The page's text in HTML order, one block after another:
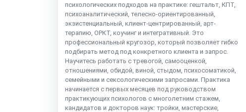
психологических подходов на практике: гештальт, КПТ,
психоаналитический, телесно-ориентированный,
экзистенциальный, клиент-центрированный, арт-
терапию, ОРКТ, коучинг и интегративный. Это
профессиональный кругозор, который позволяет гибко
подбирать метод под конкретного клиента и запрос.
Научитесь работать с тревогой, самооценкой,
отношениями, обидой, виной, стыдом, психосоматикой,
семейными и сексологическими запросами. Практика
начинается с первых месяцев под руководством
практикующих психологов с многолетним стажем,
кандидатов и докторов наук: тройки, мастерские,